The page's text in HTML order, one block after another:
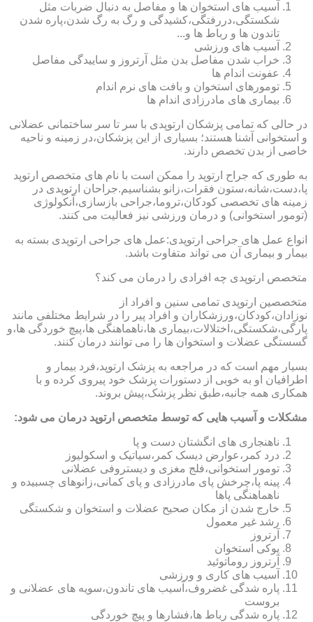
آسیب های استخوان ها و مفاصل به دنبال ضربات مثل
شکستگی،دررفتگی،کشیدگی و رگ به رگ شدن،پاره شدن
تاندون ها و رباط ها و...
آسیب های ورزشی
خراب شدن مفاصل بدن مثل آرتروز و ساییدگی مفاصل
عفونت اندام ها
تومورهای استخوان و بافت های نرم اندام
بیماری های مادرزادی اندام ها
در حالی که تمامی پزشکان ارتوپدی با سر تا سر ساختمانی عضلانی
و استخوانی آشنا هستند؛ بسیاری از این پزشکان،در زمینه و ناحیه
خاصی از بدن تخصص دارند.
به طوری که جراح ارتوپد را ممکن است با نام های متخصص ارتوپد
پا،دست،شانه،ستون فقرات،زانو بشناسیم.جراحان ارتوپدی در
زمینه های تخصصی کودکان،تروما،جراحی بازسازی،آنکولوژی
(تومور استخوانی) و درمان ورزشی نیز فعالیت می کنند.
انواع عمل های جراحی ارتوپدی:عمل های جراحی ارتوپدی بسته به
بیمار و بیماری آن می تواند متفاوت باشد.
متخصص ارتوپدی چه افرادی را درمان می کند؟
متخصصین ارتوپدی تمامی سنین و افراد از
نوزادان،کودکان،ورزشکاران و افراد پیر را در شرایط مختلفی مانند
پارگی،شکستگی،اختلالات،بیماری ها،ناهماهنگی ها،پیچ خوردگی ها،و
گسستگی عضلات و استخوان ها را می توانند درمان کنند.
بسیار مهم است که در مراجعه به پزشک ارتوپد،فرد بیمار و
اطرافیان او به خوبی از دستورات پزشک خود پیروی کرده و با
همکاری همه جانبه،طبق نظر پزشک،پیش بروند.
مشکلات و آسیب هایی که توسط متخصص ارتوپد درمان می شود:
ناهنجاری های انگشتان دست و پا
درد کمر،عوارض دیسک کمر،سیاتیک و اسکولیوز
تومور استخوانی،فلج مغزی و دیستروفی عضلانی
پینه پا،چرخش پای مادرزادی و پای کمانی،زانوهای چسبیده و
ناهماهنگی پاها
خارج شدن از مکان صحیح عضلات و استخوان و شکستگی
رشد غیر معمول
آرتروز
پوکی استخوان
آرتروز روماتوئید
آسیب های کاری و ورزشی
پاره شدگی غضروف،آسیب های تاندون،سویه های عضلانی و
بروست
پاره شدگی رباط ها،فشارها و پیچ خوردگی